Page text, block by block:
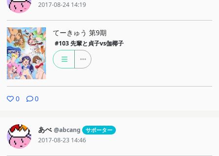
2017-08-24 14:19
てーきゅう 第9期
#103 先輩と貞子vs伽椰子
0 0
あべ @abcang サポーター
2017-08-23 14:46